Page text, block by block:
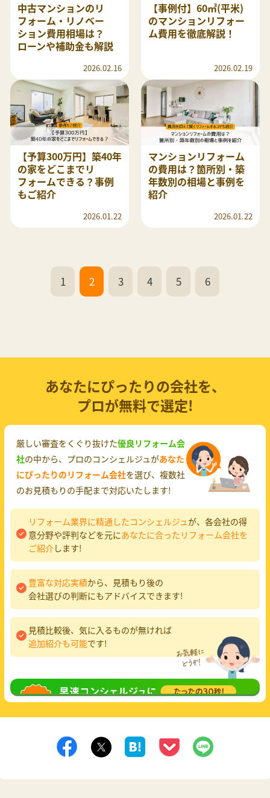
中古マンションのリ
フォーム・リノベー
ション費用相場は？
ローンや補助金も解説
2026.02.16
【事例付】60㎡(平米)
のマンションリフォー
ム費用を徹底解説！
2026.02.19
【予算300万円】築40年
の家をどこまでリ
フォームできる？事例
もご紹介
2026.01.22
マンションリフォーム
の費用は？箇所別・築
年数別の相場と事例を
紹介
2026.01.22
1 2 3 4 5 6
あなたにぴったりの会社を、
プロが無料で選定!
厳しい審査をくぐり抜けた優良リフォーム会
社の中から、プロのコンシェルジュがあなた
にぴったりのリフォーム会社を選び、複数社
のお見積もりの手配まで対応いたします!
リフォーム業界に精通したコンシェルジュが、各会社の得
意分野や評判などを元にあなたに合ったリフォーム会社を
ご紹介します!
豊富な対応実績から、見積もり後の
会社選びの判断にもアドバイスできます!
見積比較後、気に入るものが無ければ
追加紹介も可能です!
無料相談してみる